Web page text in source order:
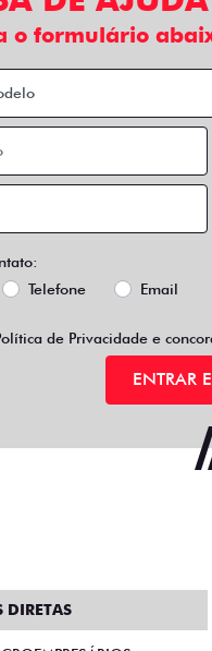
de pagamento
ótimo espaço interno,
pelo seu negócio.